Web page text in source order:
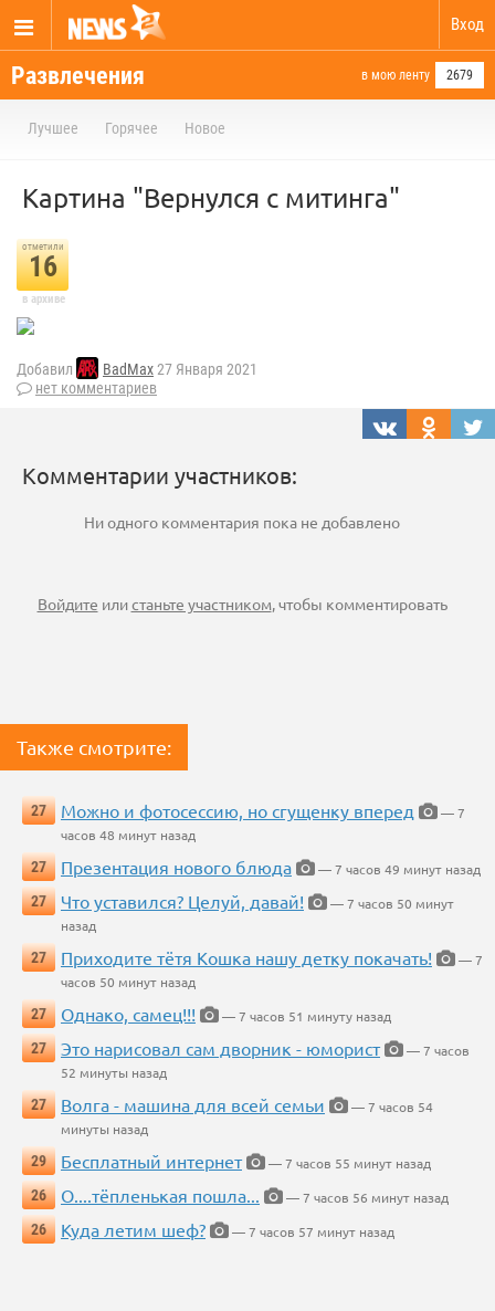
Вход
Развлечения в мою ленту 2679
Лучшее Горячее Новое
Картина "Вернулся с митинга"
отметили
16
в архиве
Добавил BadMax27 Января 2021
нет комментариев
Комментарии участников:
Ни одного комментария пока не добавлено
Войдите илистаньте участником, чтобы комментировать
Также смотрите:
27 Можно и фотосессию, но сгущенку вперед
— 7
часов 48 минут назад
27
Презентация нового блюда
— 7 часов 49 минут назад
27
Что уставился? Целуй, давай!
— 7 часов 50 минут
назад
27
Приходите тётя Кошка нашу детку покачать!
— 7
часов 50 минут назад
27
Однако, самец!!!
— 7 часов 51 минуту назад
27
Это нарисовал сам дворник - юморист
— 7 часов
52 минуты назад
27
Волга - машина для всей семьи
— 7 часов 54
минуты назад
29
Бесплатный интернет
— 7 часов 55 минут назад
26
О....тёпленькая пошла...
— 7 часов 56 минут назад
26
Куда летим шеф? — 7 часов 57 минут назад